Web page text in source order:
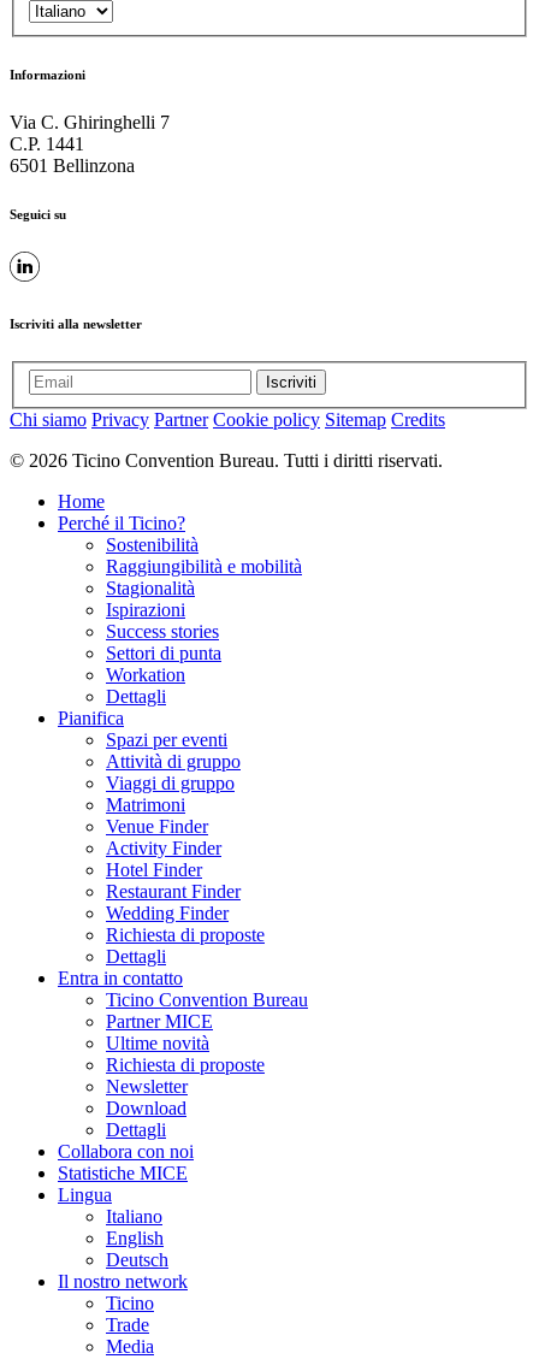
Informazioni
Via C. Ghiringhelli 7
C.P. 1441
6501 Bellinzona
Seguici su
Iscriviti alla newsletter
Iscriviti
Chi siamo Privacy Partner Cookie policy Sitemap Credits
© 2026 Ticino Convention Bureau. Tutti i diritti riservati.
Home
Perché il Ticino?
Sostenibilità
Raggiungibilità e mobilità
Stagionalità
Ispirazioni
Success stories
Settori di punta
Workation
Dettagli
Pianifica
Spazi per eventi
Attività di gruppo
Viaggi di gruppo
Matrimoni
Venue Finder
Activity Finder
Hotel Finder
Restaurant Finder
Wedding Finder
Richiesta di proposte
Dettagli
Entra in contatto
Ticino Convention Bureau
Partner MICE
Ultime novità
Richiesta di proposte
Newsletter
Download
Dettagli
Collabora con noi
Statistiche MICE
Lingua
Italiano
English
Deutsch
Il nostro network
Ticino
Trade
Media